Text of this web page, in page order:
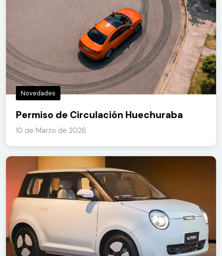
Novedades
Permiso de Circulación Huechuraba
10 de Marzo de 2026